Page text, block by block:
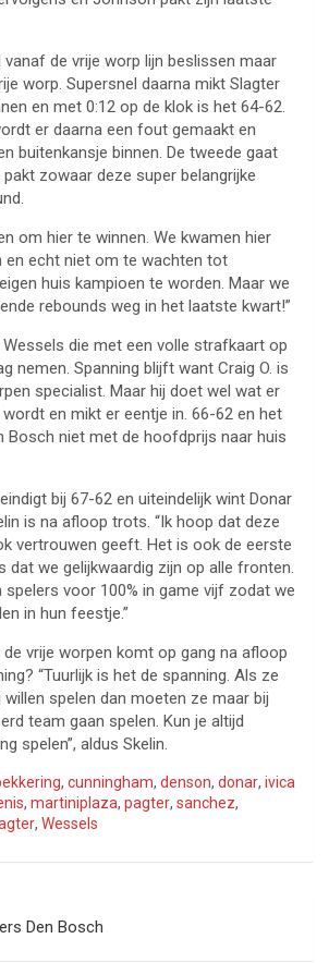
de vrije worp lijn beslissen maar
worp. Supersnel daarna mikt Slagter
en met 0:12 op de klok is het 64-62.
er daarna een fout gemaakt en
buitenkansje binnen. De tweede gaat
pakt zowaar deze super belangrijke
om hier te winnen. We kwamen hier
en echt niet om te wachten tot
huis kampioen te worden. Maar we
rebounds weg in het laatste kwart!”
die met een volle strafkaart op
nemen. Spanning blijft want Craig O. is
specialist. Maar hij doet wel wat er
en mikt er eentje in. 66-62 en het
Bosch niet met de hoofdprijs naar huis
bij 67-62 en uiteindelijk wint Donar
is na afloop trots. “Ik hoop dat deze
vertrouwen geeft. Het is ook de eerste
dat we gelijkwaardig zijn op alle fronten.
spelers voor 100% in game vijf zodat we
in hun feestje.”
vrije worpen komt op gang na afloop
“Tuurlijk is het de spanning. Als ze
spelen dan moeten ze maar bij
team gaan spelen. Kun je altijd
spelen”, aldus Skelin.
, cunningham, denson, donar, ivica
, martiniplaza, pagter, sanchez,
, Wessels
Den Bosch